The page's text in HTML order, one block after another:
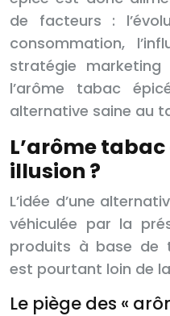
de facteurs :
consommation,
stratégie marketing
l’arôme tabac
alternative saine au
L’arôme
illusion ?
L’idée d’une
véhiculée par la
produits à base de
est pourtant loin de
Le piège des «